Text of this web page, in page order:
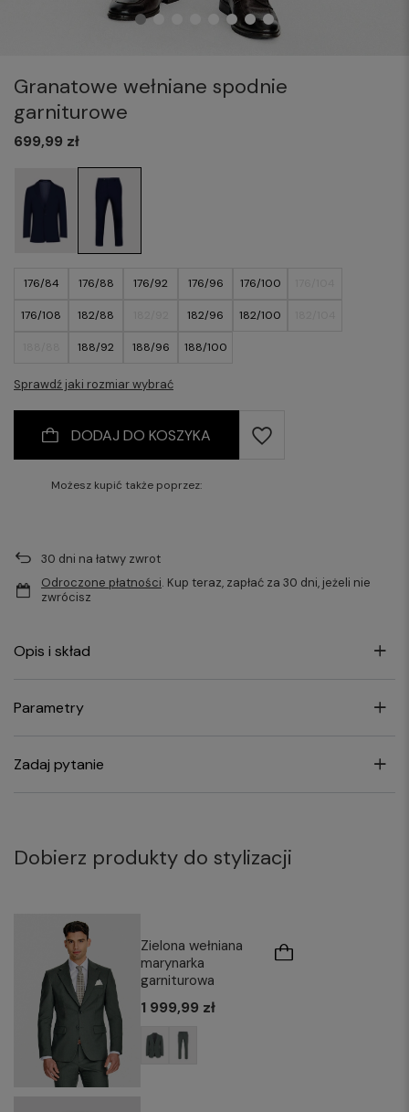
Granatowe wełniane spodnie
garniturowe
176/84 176/88 176/92 176/96 176/100
176/108 182/88 182/96 182/100
188/92 188/96 188/100
Sprawdź jaki rozmiar wybrać
699,99 zł
DODAJ DO KOSZYKA
Możesz kupić także poprzez:
30 dni na łatwy zwrot
Odroczone płatności. Kup teraz, zapłać za 30 dni, jeżeli nie
zwrócisz
Opis i skład
Parametry
Zadaj pytanie
Dobierz produkty do stylizacji
Zielona wełniana
marynarka
garniturowa
1 999,99 zł